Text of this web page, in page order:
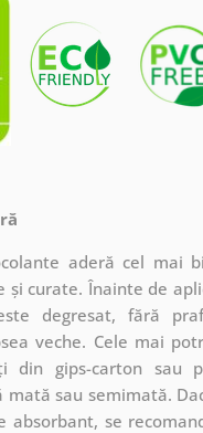
aderă cel mai
și curate. Înainte de
degresat, fără
veche. Cele mai
din gips-carton sau
mată sau semimată.
absorbant, se